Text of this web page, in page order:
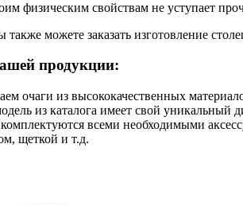
физическим свойствам не уступает
можете заказать изготовление
продукции:
очаги из высококачественных
из каталога имеет свой уникальный
всеми необходимыми
щеткой и т.д.